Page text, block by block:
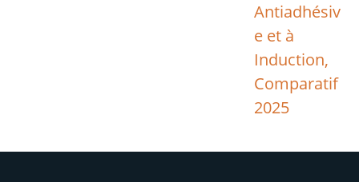
Antiadhésiv
e et à
Induction,
Comparatif
2025